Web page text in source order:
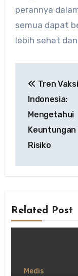
perannya
semua dapat
lebih sehat
Tren
Indonesia:
Mengetahui
Keuntungan
Risiko
Related Post
Medis